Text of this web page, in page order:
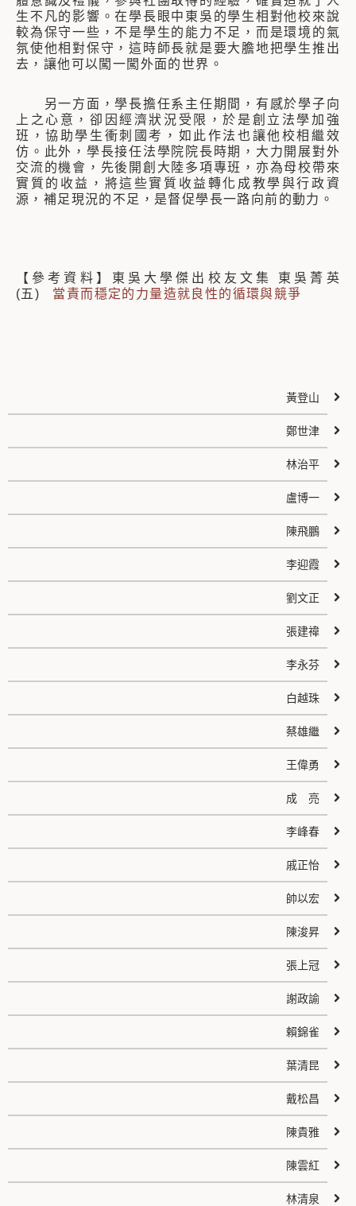
生不凡的影響。在學長眼中東吳的學生相對他校來說
較為保守一些，不是學生的能力不足，而是環境的氣
氛使他相對保守，這時師長就是要大膽地把學生推出
去，讓他可以闖一闖外面的世界。
另一方面，學長擔任系主任期間，有感於學子向
上之心意，卻因經濟狀況受限，於是創立法學加強
班，協助學生衝刺國考，如此作法也讓他校相繼效
仿。此外，學長接任法學院院長時期，大力開展對外
交流的機會，先後開創大陸多項專班，亦為母校帶來
實質的收益，將這些實質收益轉化成教學與行政資
源，補足現況的不足，是督促學長一路向前的動力。
【參考資料】東吳大學傑出校友文集 東吳菁英
(五)
當責而穩定的力量造就良性的循環與競爭
黃登山
鄭世津
林治平
盧博一
陳飛鵬
李迎霞
劉文正
張建禕
李永芬
白越珠
蔡雄繼
王偉勇
成 亮
李峰春
戚正怡
帥以宏
陳浚昇
張上冠
謝政諭
賴錦雀
葉清昆
戴松昌
陳貴雅
陳雲紅
林清泉